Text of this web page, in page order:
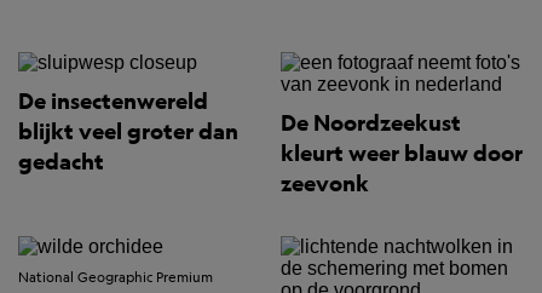
De insectenwereld
blijkt veel groter dan
gedacht
De Noordzeekust
kleurt weer blauw door
zeevonk
National Geographic Premium